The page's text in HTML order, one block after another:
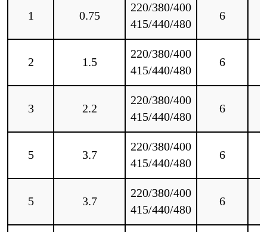
1 0.75
220/380/400
415/440/480
6
2 1.5
220/380/400
415/440/480
6
3 2.2
220/380/400
415/440/480
6
5 3.7
220/380/400
415/440/480
6
5 3.7
220/380/400
415/440/480
6